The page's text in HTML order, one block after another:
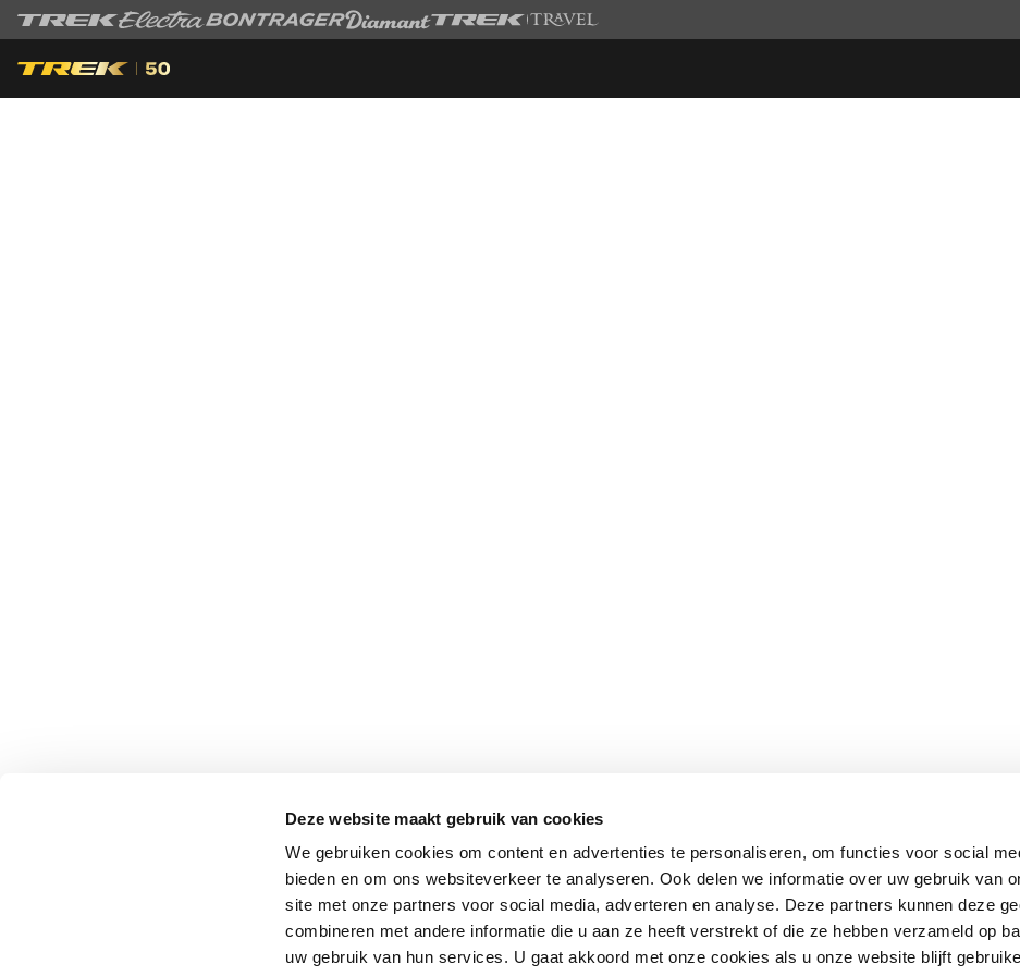
Deze website maakt gebruik van cookies
We gebruiken cookies om content en advertenties te personaliseren, om functies voor social
bieden en om ons websiteverkeer te analyseren. Ook delen we informatie over uw gebruik van
site met onze partners voor social media, adverteren en analyse. Deze partners kunnen deze
combineren met andere informatie die u aan ze heeft verstrekt of die ze hebben verzameld op
uw gebruik van hun services. U gaat akkoord met onze cookies als u onze website blijft